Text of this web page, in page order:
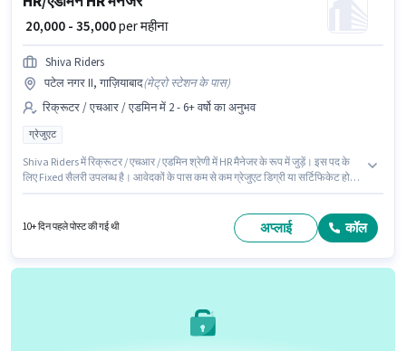
₹ 20,000 - 35,000per महीना
Shiva Riders
पटेल नगर II, गाज़ियाबाद(मेट्रो स्टेशन के पास)
रिक्रूटर / एचआर / एडमिन में 2 - 6+ वर्षो का अनुभव
ग्रेजुएट
Shiva Riders में रिक्रूटर / एचआर / एडमिन श्रेणी में HR मैनेजर के रूप में जुड़ें। इस पद के
लिए Fixed सैलरी उपलब्ध है। आवेदकों के पास कम से कम ग्रेजुएट डिग्री या सर्टिफिकेट होना
10+ दिन पहले पोस्ट की गई थी अप्लाई कॉल